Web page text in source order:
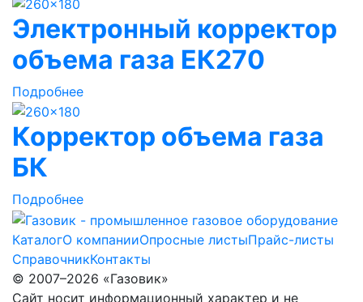
Электронный корректор
объема газа ЕК270
Подробнее
Корректор объема газа
БК
Подробнее
КаталогО компанииОпросные листыПрайс-листы
СправочникКонтакты
© 2007–2026 «Газовик»
Сайт носит информационный характер и не